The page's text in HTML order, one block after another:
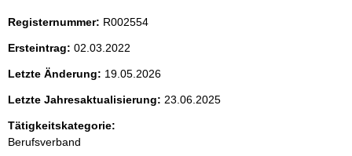
e
n
i
n
Registernummer: R002554
Ersteintrag: 02.03.2022
Letzte Änderung: 19.05.2026
Letzte Jahresaktualisierung: 23.06.2025
Tätigkeitskategorie:
Berufsverband